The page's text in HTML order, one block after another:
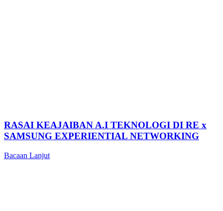
RASAI KEAJAIBAN A.I TEKNOLOGI DI RE x
SAMSUNG EXPERIENTIAL NETWORKING
Bacaan Lanjut